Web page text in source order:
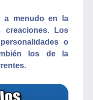
a menudo en la
creaciones. Los
o
los de la